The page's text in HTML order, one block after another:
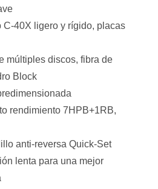
C-40X ligero y rígido, placas
múltiples discos, fibra de
Block
rendimiento 7HPB+1RB,
anti-reversa Quick-Set
lenta para una mejor